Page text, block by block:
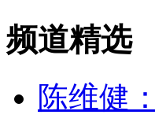
频道精选
陈维健